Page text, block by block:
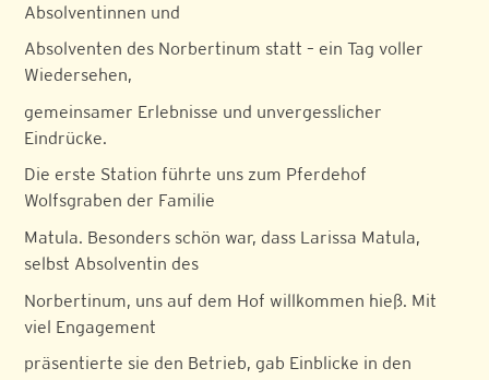
Absolventinnen und
Absolventen des Norbertinum statt – ein Tag voller
Wiedersehen,
gemeinsamer Erlebnisse und unvergesslicher
Eindrücke.
Die erste Station führte uns zum Pferdehof
Wolfsgraben der Familie
Matula. Besonders schön war, dass Larissa Matula,
selbst Absolventin des
Norbertinum, uns auf dem Hof willkommen hieß. Mit
viel Engagement
präsentierte sie den Betrieb, gab Einblicke in den